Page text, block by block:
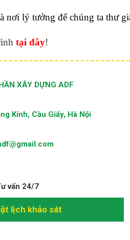
nơi lý tưởng để chúng ta thư
tại đây!
XÂY DỰNG ADF
Kính, Cầu Giấy, Hà Nội
vấn 24/7
lịch khảo sát